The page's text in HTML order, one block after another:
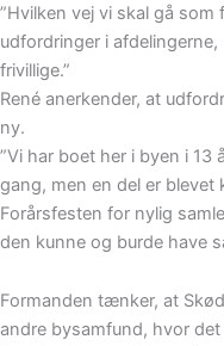
”Hvilken vej vi skal gå
udfordringer i
frivillige.”
René anerkender, at
ny.
”Vi har boet her i byen i
gang, men en del er blevet
Forårsfesten for nylig
den kunne og burde have
Formanden tænker, at
andre bysamfund, hvor